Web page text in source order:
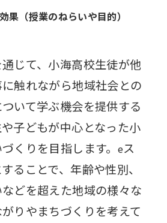
果（授業のねらいや目的）
じて、小海高校生徒が他
触れながら地域社会との
いて学ぶ機会を提供する
子どもが中心となった小
くりを目指します。 eス
ることで、年齢や性別、
どを超えた地域の様々な
りやまちづくりを考えて